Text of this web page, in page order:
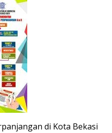
di Kota Bekasi